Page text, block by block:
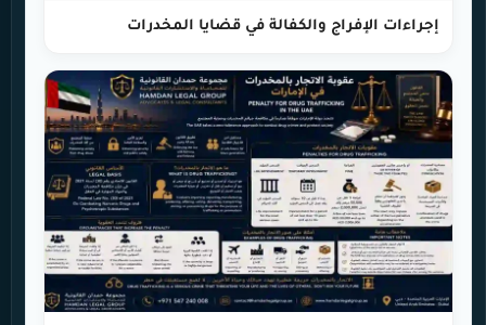
إجراءات الإفراج والكفالة في قضايا المخدرات